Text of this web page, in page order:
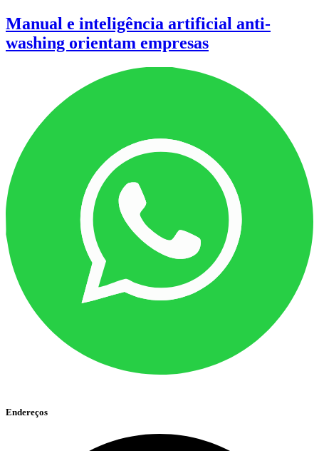
Manual e inteligência artificial anti-
washing orientam empresas
Endereços